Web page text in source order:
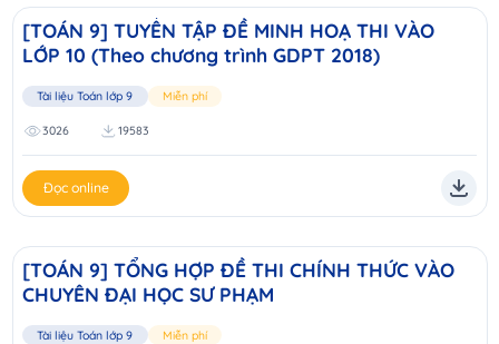
[TOÁN 9] TUYỂN TẬP ĐỀ MINH HOẠ THI VÀO
LỚP 10 (Theo chương trình GDPT 2018)
Tài liệu Toán lớp 9 Miễn phí
3026 19583
Đọc online
[TOÁN 9] TỔNG HỢP ĐỀ THI CHÍNH THỨC VÀO
CHUYÊN ĐẠI HỌC SƯ PHẠM
Tài liệu Toán lớp 9 Miễn phí